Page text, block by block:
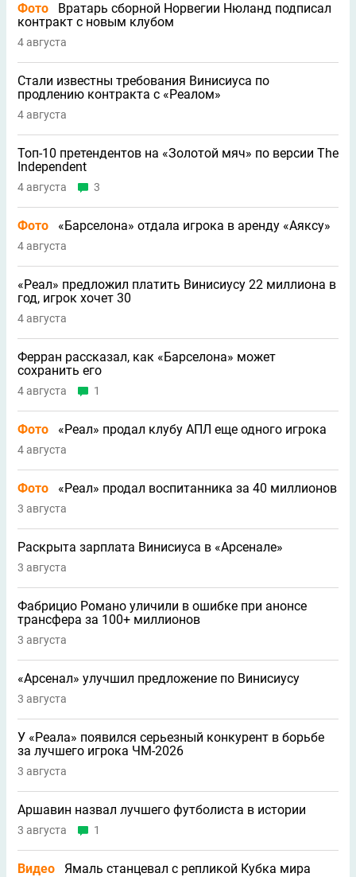
Фото
Вратарь сборной Норвегии Нюланд подписал
контракт с новым клубом
4 августа
Стали известны требования Винисиуса по
продлению контракта с «Реалом»
4 августа
Топ-10 претендентов на «Золотой мяч» по версии The
Independent
4 августа 3
Фото «Барселона» отдала игрока в аренду «Аяксу»
4 августа
«Реал» предложил платить Винисиусу 22 миллиона в
год, игрок хочет 30
4 августа
Ферран рассказал, как «Барселона» может
сохранить его
4 августа 1
Фото «Реал» продал клубу АПЛ еще одного игрока
4 августа
Фото «Реал» продал воспитанника за 40 миллионов
3 августа
Раскрыта зарплата Винисиуса в «Арсенале»
3 августа
Фабрицио Романо уличили в ошибке при анонсе
трансфера за 100+ миллионов
3 августа
«Арсенал» улучшил предложение по Винисиусу
3 августа
У «Реала» появился серьезный конкурент в борьбе
за лучшего игрока ЧМ-2026
3 августа
Аршавин назвал лучшего футболиста в истории
3 августа 1
Видео Ямаль станцевал с репликой Кубка мира